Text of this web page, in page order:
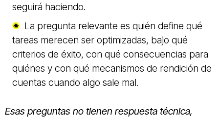
seguirá haciendo.
La pregunta relevante es quién define qué
tareas merecen ser optimizadas, bajo qué
criterios de éxito, con qué consecuencias para
quiénes y con qué mecanismos de rendición de
cuentas cuando algo sale mal.
Esas preguntas no tienen respuesta técnica,